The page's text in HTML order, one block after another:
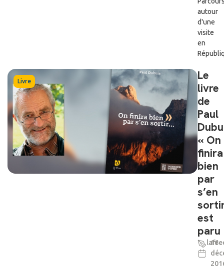
autour
d'une
visite
en
Livre
Le
livre
de
Paul
« On
finira
bien
par
s’en
est
paru
16